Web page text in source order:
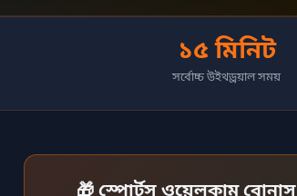
১৫ মিনিট
সর্বোচ্চ উইথড্রয়াল সময়
🎁 স্পোর্টস ওয়েলকাম বোনাস